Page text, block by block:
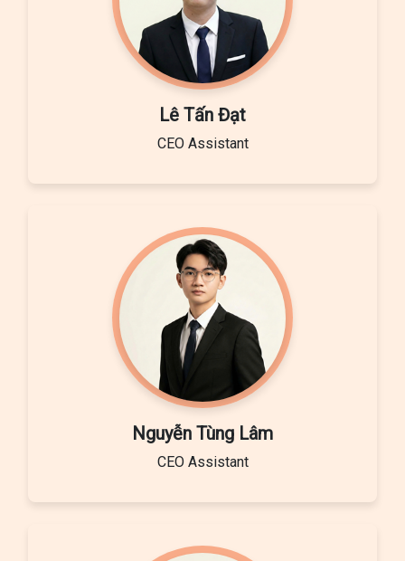
Lê Tấn Đạt
CEO Assistant
Nguyễn Tùng Lâm
CEO Assistant